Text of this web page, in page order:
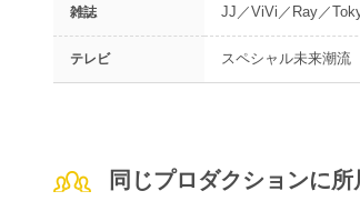
雑誌 JJ／ViVi／Ray／
テレビ スペシャル未来潮流
同じプロダクションに所